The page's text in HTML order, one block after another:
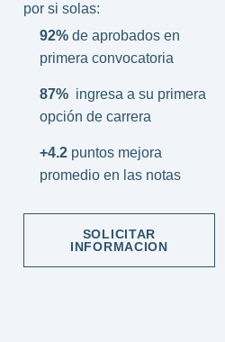
por si solas:
92%de aprobados en
primera convocatoria
87% ingresa a su primera
opción de carrera
+4.2 puntos mejora
promedio en las notas
SOLICITAR
INFORMACION